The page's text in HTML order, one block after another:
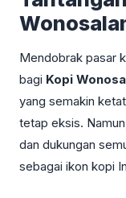
Mendobrak pasar
bagi Kopi
yang semakin
tetap eksis.
dan dukungan
sebagai ikon kopi